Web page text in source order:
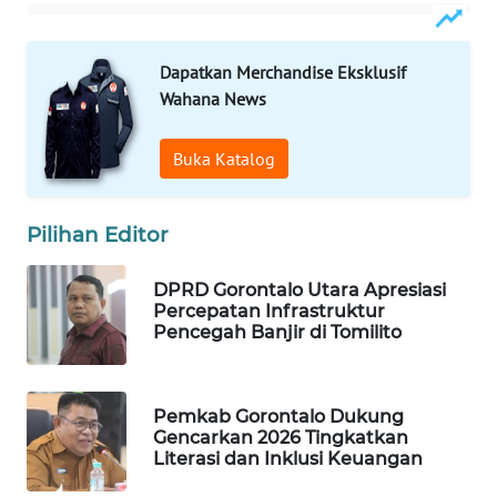
Dapatkan Merchandise Eksklusif
Wahana News
Buka Katalog
Pilihan Editor
DPRD Gorontalo Utara Apresiasi
Percepatan Infrastruktur
Pencegah Banjir di Tomilito
Pemkab Gorontalo Dukung
Gencarkan 2026 Tingkatkan
Literasi dan Inklusi Keuangan
WAHANA
DESA
WISATA
LAPAK
WAHANA
Wahana
Network
KONSUMEN
LISTRIK
MASYARAKAT
KELISTRIKAN
WALINKI